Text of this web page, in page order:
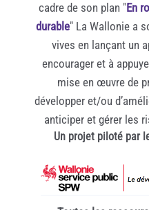
cadre de son plan "En
durable" La Wallonie a
vives en lançant un
encourager et à
mise en œuvre de
développer et/ou
anticiper et gérer les
Un projet piloté par